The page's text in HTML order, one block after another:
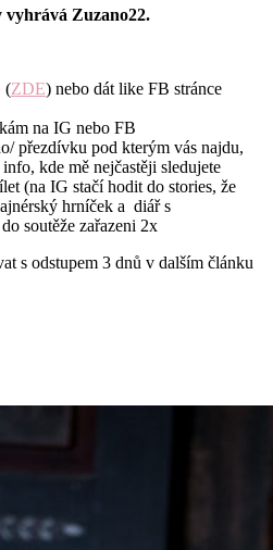
Zuzano22.
(ZDE) nebo dát like FB stránce
na IG nebo FB
přezdívku pod kterým vás najdu,
kde mě nejčastěji sledujete
(na IG stačí hodit do stories, že
hrníček a diář s
soutěže zařazeni 2x
s odstupem 3 dnů v dalším článku